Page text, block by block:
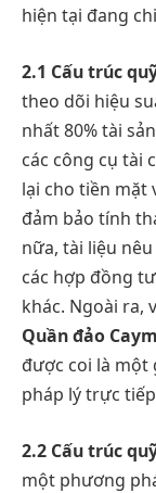
hiện tại đang
2.1 Cấu trúc
theo dõi hiệu
nhất 80% tài
các công cụ tài
lại cho tiền mặt
đảm bảo tính
nữa, tài liệu
các hợp đồng
khác. Ngoài ra,
Quần đảo
được coi là một
pháp lý trực
2.2 Cấu trúc
một phương